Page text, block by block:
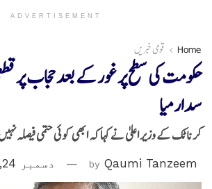
ADVERTISEMENT
Home قومی خبریں
حکومت کی سطح پر غور کے بعد حجاب
سدارمیا
کرناٹک کے وزیر اعلیٰ نے کہا کہ ابھی کوئی حتمی فیصلہ
by Qaumi Tanzeem دسمبر 24, 2023